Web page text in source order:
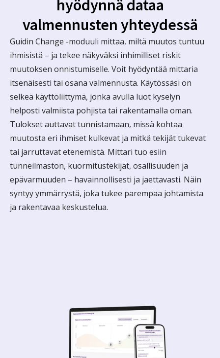
hyödynnä dataa
valmennusten yhteydessä
Guidin Change -moduuli mittaa, miltä muutos tuntuu
ihmisistä – ja tekee näkyväksi inhimilliset riskit
muutoksen onnistumiselle. Voit hyödyntää mittaria
itsenäisesti tai osana valmennusta. Käytössäsi on
selkeä käyttöliittymä, jonka avulla luot kyselyn
helposti valmiista pohjista tai rakentamalla oman.
Tulokset auttavat tunnistamaan, missä kohtaa
muutosta eri ihmiset kulkevat ja mitkä tekijät tukevat
tai jarruttavat etenemistä. Mittari tuo esiin
tunneilmaston, kuormitustekijät, osallisuuden ja
epävarmuuden – havainnollisesti ja jaettavasti. Näin
syntyy ymmärrystä, joka tukee parempaa johtamista
ja rakentavaa keskustelua.